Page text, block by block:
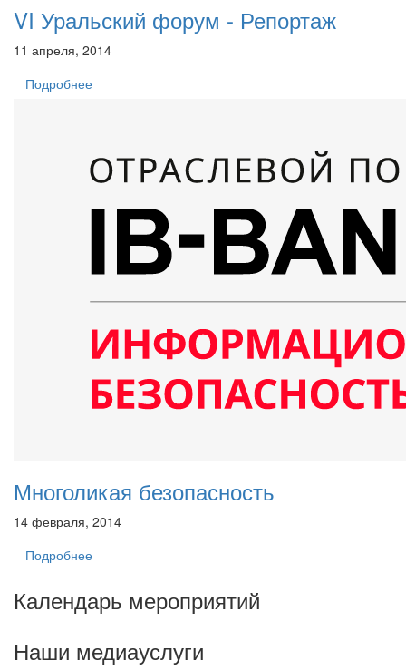
VI Уральский форум - Репортаж
11 апреля, 2014
Подробнее
Многоликая безопасность
14 февраля, 2014
Подробнее
Календарь мероприятий
Наши медиауслуги